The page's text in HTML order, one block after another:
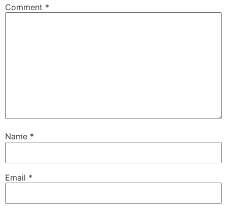
Comment *
Name *
Email *